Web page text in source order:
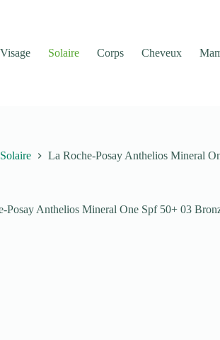
Visage Solaire Corps Cheveux
Solaire La Roche-Posay Anthelios Mineral